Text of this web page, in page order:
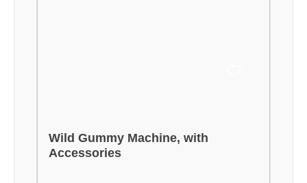
Wild Gummy Machine, with
Accessories